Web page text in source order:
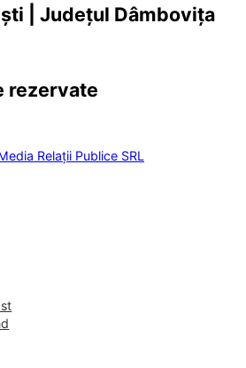
| Județul Dâmbovița
rezervate
Relații Publice SRL